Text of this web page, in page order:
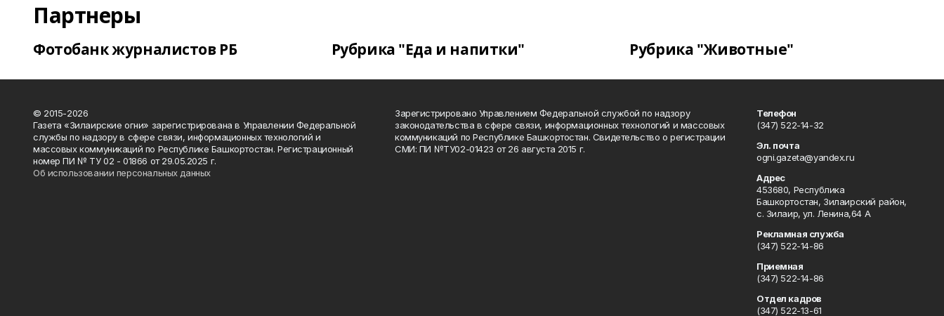
Партнеры
Фотобанк журналистов РБ Рубрика "Еда и напитки" Рубрика "Животные"
© 2015-2026
Газета «Зилаирские огни» зарегистрирована в Управлении Федеральной
службы по надзору в сфере связи, информационных технологий и
массовых коммуникаций по Республике Башкортостан. Регистрационный
номер ПИ № ТУ 02 - 01866 от 29.05.2025 г.
Об использовании персональных данных
Зарегистрировано Управлением Федеральной службой по надзору
законодательства в сфере связи, информационных технологий и массовых
коммуникаций по Республике Башкортостан. Свидетельство о регистрации
СМИ: ПИ №ТУ02-01423 от 26 августа 2015 г.
Телефон
(347) 522-14-32
Эл. почта
ogni.gazeta@yandex.ru
Адрес
453680, Республика
Башкортостан, Зилаирский район,
с. Зилаир, ул. Ленина,64 А
Рекламная служба
(347) 522-14-86
Приемная
(347) 522-14-86
Отдел кадров
(347) 522-13-61